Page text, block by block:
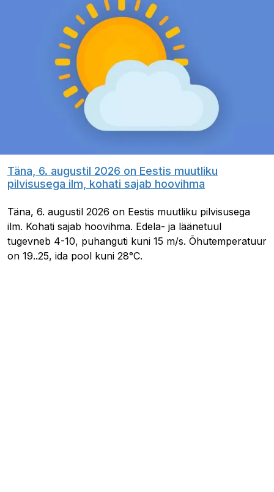
Täna, 6. augustil 2026 on Eestis muutliku
pilvisusega ilm, kohati sajab hoovihma
Täna, 6. augustil 2026 on Eestis muutliku pilvisusega
ilm. Kohati sajab hoovihma. Edela- ja läänetuul
tugevneb 4-10, puhanguti kuni 15 m/s. Õhutemperatuur
on 19..25, ida pool kuni 28°C.